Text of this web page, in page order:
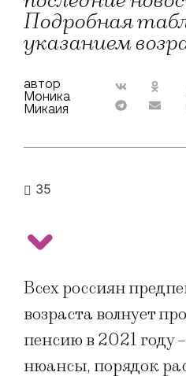
Подробная
указанием
автор
Моника
Микаия
35
Всех россиян
возраста волнует
пенсию в 2021 году
нюансы, порядок